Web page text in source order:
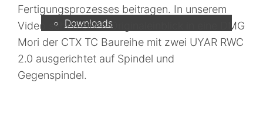
Downloads
Partner
Fertigungsprozesses beitragen. In unserem
Video sehen einen Originaleinblick in eine DMG
Mori der CTX TC Baureihe mit zwei UYAR RWC
2.0 ausgerichtet auf Spindel und
Gegenspindel.